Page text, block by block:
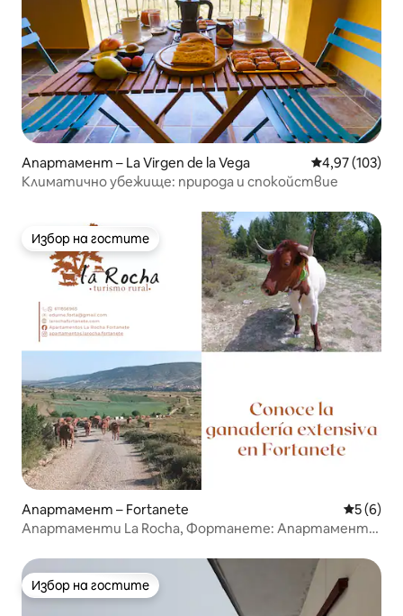
Апартамент – La Virgen de la Vega Средна
4,97 (103)
Климатично убежище: природа и спокойствие
Избор на гостите
Избор на гостите
Апартамент – Fortanete Средна
5 (6)
Апартаменти La Rocha, Фортанете: Апартамент
Избор на гостите
Избор на гостите